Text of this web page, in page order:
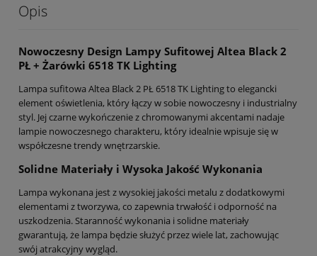
Opis
Nowoczesny Design Lampy Sufitowej Altea Black 2
PŁ + Żarówki 6518 TK Lighting
Lampa sufitowa Altea Black 2 PŁ 6518 TK Lighting to elegancki
element oświetlenia, który łączy w sobie nowoczesny i industrialny
styl. Jej czarne wykończenie z chromowanymi akcentami nadaje
lampie nowoczesnego charakteru, który idealnie wpisuje się w
współczesne trendy wnętrzarskie.
Solidne Materiały i Wysoka Jakość Wykonania
Lampa wykonana jest z wysokiej jakości metalu z dodatkowymi
elementami z tworzywa, co zapewnia trwałość i odporność na
uszkodzenia. Staranność wykonania i solidne materiały
gwarantują, że lampa będzie służyć przez wiele lat, zachowując
swój atrakcyjny wygląd.